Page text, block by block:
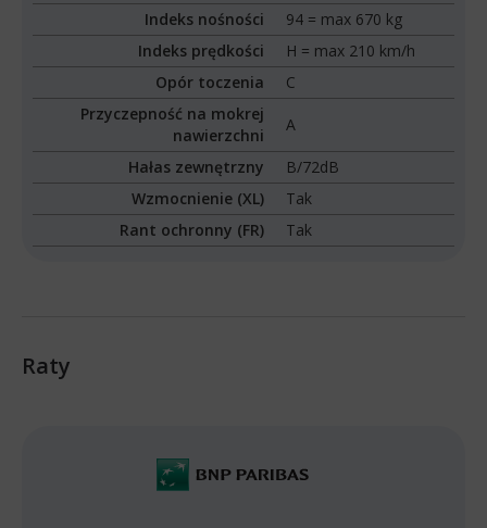
Indeks nośności
94 = max 670 kg
Indeks prędkości
H = max 210 km/h
Opór toczenia
C
Przyczepność na mokrej
nawierzchni
A
Hałas zewnętrzny
B/72dB
Wzmocnienie (XL)
Tak
Rant ochronny (FR)
Tak
Raty